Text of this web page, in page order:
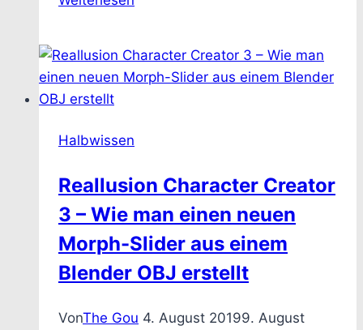
mit
dos-
Halbwissen
Reallusion Character Creator
3 – Wie man einen neuen
Morph-Slider aus einem
Blender OBJ erstellt
VonThe Gou 4. August 20199. August